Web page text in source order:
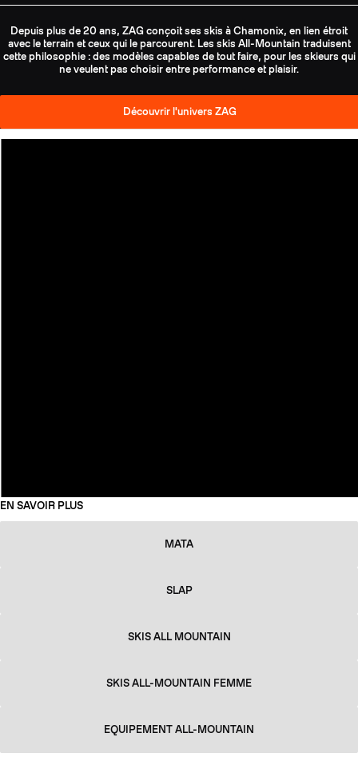
Depuis plus de 20 ans, ZAG conçoit ses skis à Chamonix, en lien étroit
avec le terrain et ceux qui le parcourent. Les skis All-Mountain traduisent
cette philosophie : des modèles capables de tout faire, pour les skieurs qui
ne veulent pas choisir entre performance et plaisir.
Découvrir l'univers ZAG
EN SAVOIR PLUS
MATA
SLAP
SKIS ALL MOUNTAIN
SKIS ALL-MOUNTAIN FEMME
EQUIPEMENT ALL-MOUNTAIN